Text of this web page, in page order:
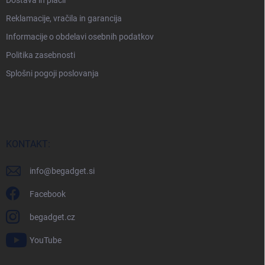
Reklamacije, vračila in garancija
Informacije o obdelavi osebnih podatkov
Politika zasebnosti
Splošni pogoji poslovanja
KONTAKT:
info@begadget.si
Facebook
begadget.cz
YouTube